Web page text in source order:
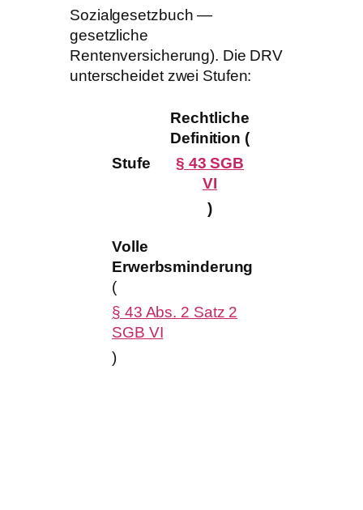
Sozialgesetzbuch —
gesetzliche
Rentenversicherung). Die DRV
unterscheidet zwei Stufen:
Stufe
Rechtliche
Definition (
§ 43 SGB
VI
)
Volle
Erwerbsminderung
(
§ 43 Abs. 2 Satz 2
SGB VI
)